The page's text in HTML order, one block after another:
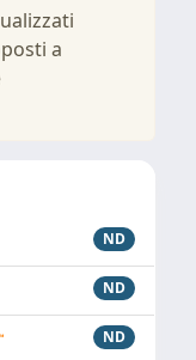
a
ND
ND
ND